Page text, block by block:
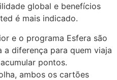
global e benefícios
é mais indicado.
e o programa Esfera são
diferença para quem viaja
pontos.
ambos os cartões